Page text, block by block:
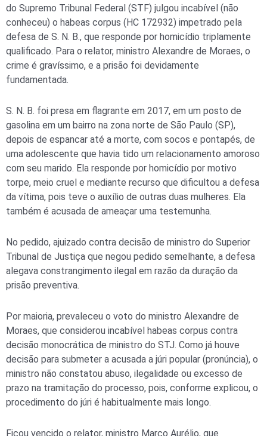
do Supremo Tribunal Federal (STF) julgou incabível (não
conheceu) o habeas corpus (HC 172932) impetrado pela
defesa de S. N. B., que responde por homicídio triplamente
qualificado. Para o relator, ministro Alexandre de Moraes, o
crime é gravíssimo, e a prisão foi devidamente
fundamentada.
S. N. B. foi presa em flagrante em 2017, em um posto de
gasolina em um bairro na zona norte de São Paulo (SP),
depois de espancar até a morte, com socos e pontapés, de
uma adolescente que havia tido um relacionamento amoroso
com seu marido. Ela responde por homicídio por motivo
torpe, meio cruel e mediante recurso que dificultou a defesa
da vítima, pois teve o auxílio de outras duas mulheres. Ela
também é acusada de ameaçar uma testemunha.
No pedido, ajuizado contra decisão de ministro do Superior
Tribunal de Justiça que negou pedido semelhante, a defesa
alegava constrangimento ilegal em razão da duração da
prisão preventiva.
Por maioria, prevaleceu o voto do ministro Alexandre de
Moraes, que considerou incabível habeas corpus contra
decisão monocrática de ministro do STJ. Como já houve
decisão para submeter a acusada a júri popular (pronúncia), o
ministro não constatou abuso, ilegalidade ou excesso de
prazo na tramitação do processo, pois, conforme explicou, o
procedimento do júri é habitualmente mais longo.
Ficou vencido o relator, ministro Marco Aurélio, que